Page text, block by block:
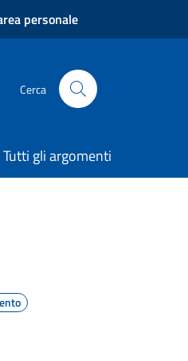
personale
Cerca
Tutti gli argomenti